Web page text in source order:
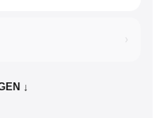
›
↓